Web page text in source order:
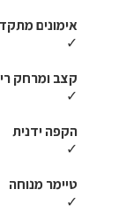
אימונים
✓
קצב ומרחק
✓
הקפה ידנית
✓
טיימר מנוחה
✓